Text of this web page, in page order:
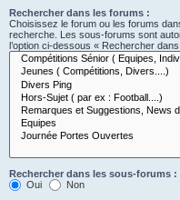
Rechercher dans les forums :
Choisissez le forum ou les forums
recherche. Les sous-forums sont
l’option ci-dessous « Rechercher
Rechercher dans les sous-forums :
Oui
Non